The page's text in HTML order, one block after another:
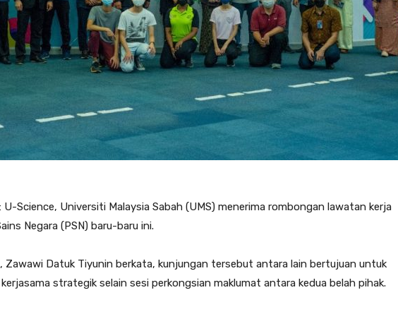
U-Science, Universiti Malaysia Sabah (UMS) menerima rombongan lawatan kerja
Negara (PSN) baru-baru ini.
Zawawi Datuk Tiyunin berkata, kunjungan tersebut antara lain bertujuan untuk
strategik selain sesi perkongsian maklumat antara kedua belah pihak.